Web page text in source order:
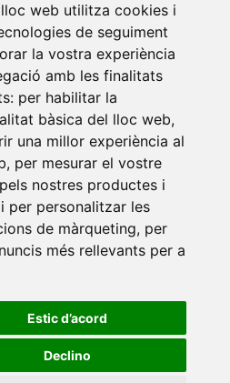
web utilitza cookies i
de seguiment
la vostra experiència
amb les finalitats
per habilitar la
bàsica del lloc web,
una millor experiència al
, per mesurar el vostre
nostres productes i
per personalitzar les
de màrqueting, per
més rellevants per a
Estic d’acord
Declino
• Universitat d'Alacant
Universitat Autònoma de
de Barcelona•
Universitat
Universitat de Girona
•
Balears
Universitat
Universitat Jaume I
Universitat Miguel Hernández
de Catalunya•
Universitat Politècnica de
Politècnica de València
de Catalunya